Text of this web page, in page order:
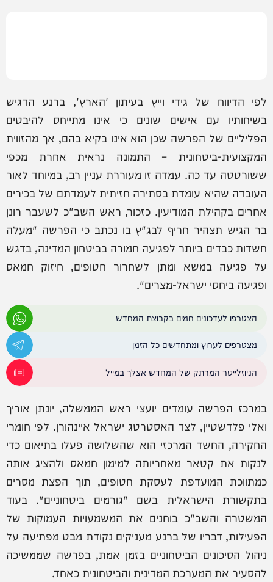
לפי הדיווח של גידי וייץ בעיתון 'הארץ', ברנע הדגיש
בשיחותיו עם אישים שונים כי אינו מתייחס להיבטים
הפליליים של הפרשה שכן הוא אינו בקיא בהם, אך מהזווית
המקצועית-ביטחונית – התמונה נראית אחרת מכפי
ששורטטה עד כה. עמדה זו מעוררת עניין רב, במיוחד לאור
העובדה שהיא עומדת בסתירה חזיתית לעמדתם של בכירים
אחרים בקהילת המודיעין. כזכור, ראש השב"כ לשעבר רונן
בר הגיש תצהיר חריף לבג"ץ בו נכתב כי הפרשה "מעלה
חשדות כבדים ביותר לפגיעה חמורה בביטחון המדינה, בדגש
על פגיעה במשא ומתן לשחרור חטופים, חיזוק חמאס
ופגיעה ביחסי ישראל-מצרים".
הצטרפו לעדכונים חמים בקבוצת המחדש
מצטרפים לערוץ ומתחדשים כל הזמן
הניוזלייטר המרתק של המחדש אצלך במייל
במרכז הפרשה עומדים יועצי ראש הממשלה, יונתן אוריך
ואלי פלדשטיין, לצד האסטרטג ישראל איינהורן. לפי חומרי
החקירה, החשד המרכזי הוא שהשלושה פעלו בתיאום כדי
לנקות את קטאר מאחריותה למימון חמאס ולהציג אותה
כמתווכת המועדפת לעסקת חטופים, תוך הפצת מסרים
בתקשורת הישראלית בשם "גורמים ביטחוניים". בעוד
המשטרה והשב"כ בוחנים את המשמעויות העמוקות של
הפעילות, דבריו של ברנע מעניקים נקודת מבט מפתיעה על
ניהול הסיכונים הביטחוניים בזמן אמת, בפרשה שממשיכה
להסעיר את המערכת המדינית והביטחונית כאחד.